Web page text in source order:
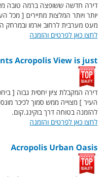
דירה חדשה ששופצה ברמה טובה
יותר ויותר המלצות מתיירים [ מכל
מעט מערבית לרחוב ארמו ובמרחק
לחצו כאן לפרטים והזמנה
Acropolis View is just
דירה המקבלת ציון יחסית גבוה [
להזמנה בטוחה דרך בוקינג.קום.
לחצו כאן לפרטים והזמנה
Acropolis Urban Oasis